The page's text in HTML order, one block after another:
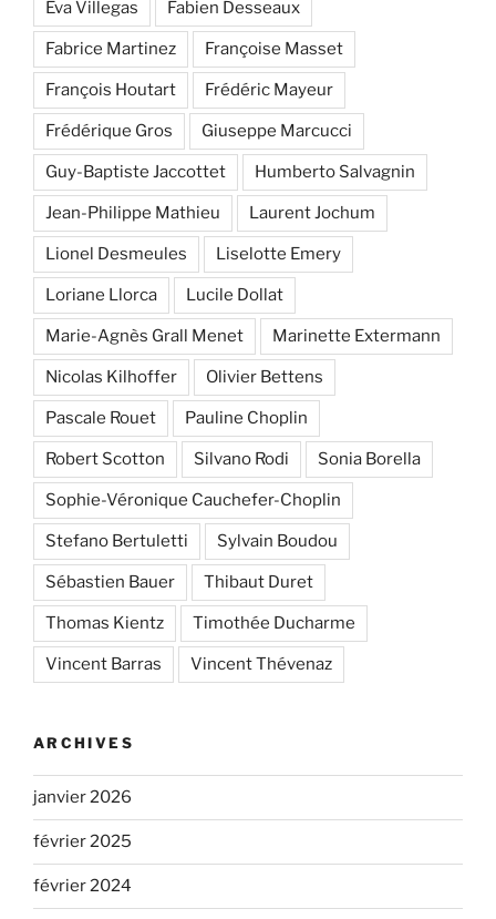
Eva Villegas Fabien Desseaux
Fabrice Martinez Françoise Masset
François Houtart Frédéric Mayeur
Frédérique Gros Giuseppe Marcucci
Guy-Baptiste Jaccottet Humberto Salvagnin
Jean-Philippe Mathieu Laurent Jochum
Lionel Desmeules Liselotte Emery
Loriane Llorca Lucile Dollat
Marie-Agnès Grall Menet Marinette Extermann
Nicolas Kilhoffer Olivier Bettens
Pascale Rouet Pauline Choplin
Robert Scotton Silvano Rodi Sonia Borella
Sophie-Véronique Cauchefer-Choplin
Stefano Bertuletti Sylvain Boudou
Sébastien Bauer Thibaut Duret
Thomas Kientz Timothée Ducharme
Vincent Barras Vincent Thévenaz
ARCHIVES
janvier 2026
février 2025
février 2024